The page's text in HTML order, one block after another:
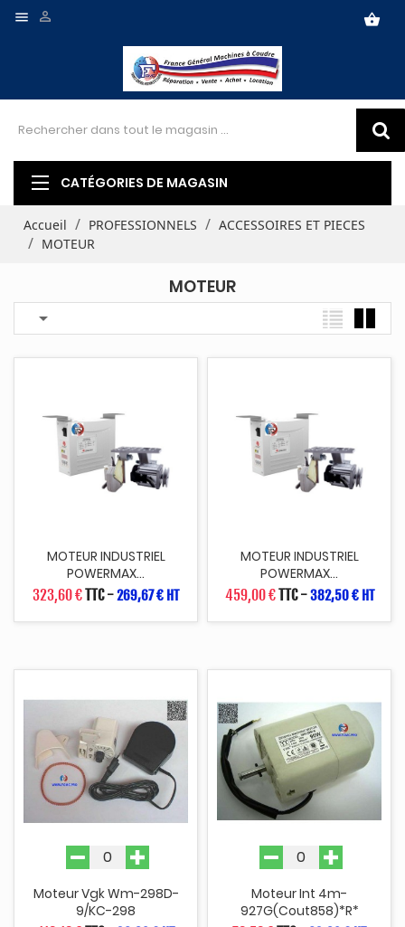
 shopping_basket

CATÉGORIES DE MAGASIN
Accueil PROFESSIONNELS
ACCESSOIRES ET PIECES
MOTEUR
MOTEUR

MOTEUR INDUSTRIEL
POWERMAX...
323,60 €TTC-269,67 € HT
MOTEUR INDUSTRIEL
POWERMAX...
459,00 €TTC-382,50 € HT
Moteur Vgk Wm-298D-
9/KC-298
Moteur Int 4m-
927G(cout858)*R*